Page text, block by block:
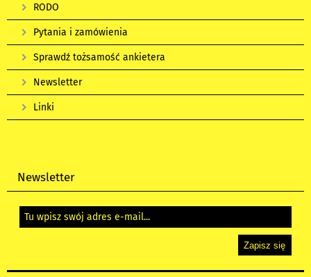
RODO
Pytania i zamówienia
Sprawdź tożsamość ankietera
Newsletter
Linki
Newsletter